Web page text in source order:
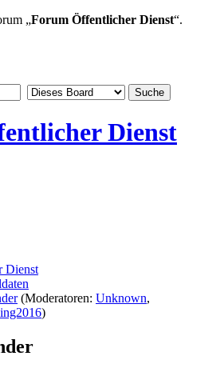
„Forum Öffentlicher Dienst“.
Dienst
(Moderatoren: Unknown,
)